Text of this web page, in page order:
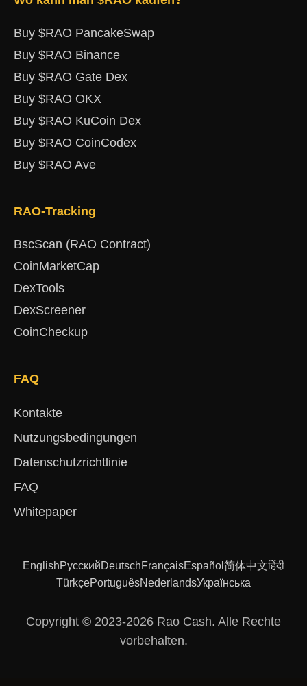
Buy $RAO PancakeSwap
Buy $RAO Binance
Buy $RAO Gate Dex
Buy $RAO OKX
Buy $RAO KuCoin Dex
Buy $RAO CoinCodex
Buy $RAO Ave
RAO-Tracking
BscScan (RAO Contract)
CoinMarketCap
DexTools
DexScreener
CoinCheckup
FAQ
Kontakte
Nutzungsbedingungen
Datenschutzrichtlinie
FAQ
Whitepaper
EnglishРусскийDeutschFrançaisEspañol 简体中文हिंदी
TürkçePortuguêsNederlandsУкраїнська
Copyright © 2023-2026 Rao Cash. Alle Rechte
vorbehalten.